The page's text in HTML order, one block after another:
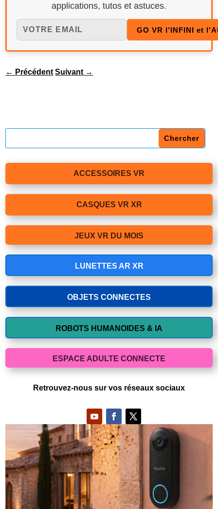
applications, tutos et astuces.
← Précédent Suivant →
ACCESSOIRES VR
CASQUES VR XR
JEUX VR DU MOIS
LUNETTES AR XR
OBJETS CONNECTES
ROBOTS HUMANOIDES & IA
ESPACE ADULTE CONNECTE
Retrouvez-nous sur vos réseaux sociaux